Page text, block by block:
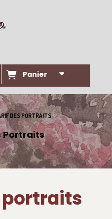
Panier
DES PORTRAITS
Portraits